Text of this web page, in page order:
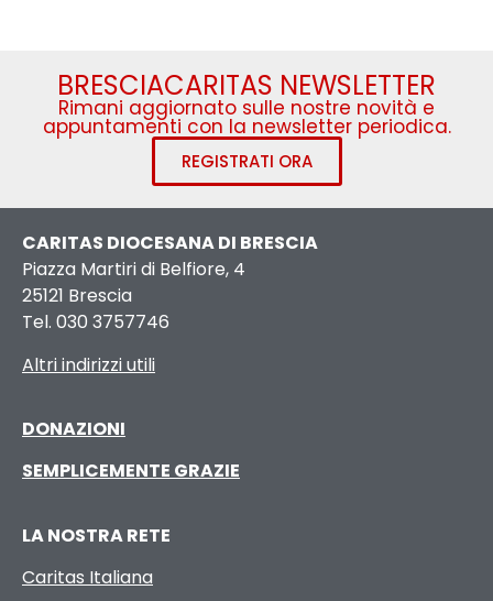
BRESCIACARITAS NEWSLETTER
Rimani aggiornato sulle nostre novità e
appuntamenti con la newsletter periodica.
REGISTRATI ORA
CARITAS DIOCESANA DI BRESCIA
Piazza Martiri di Belfiore, 4
25121 Brescia
Tel. 030 3757746
Altri indirizzi utili
DONAZIONI
SEMPLICEMENTE GRAZIE
LA NOSTRA RETE
Caritas Italiana